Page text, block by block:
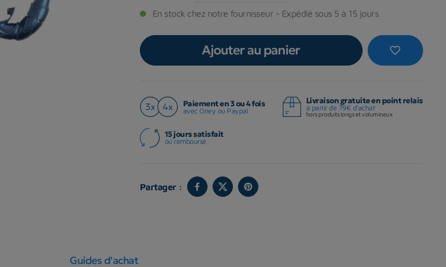
En stock chez notre fournisseur - Expédié sous 5 à 15 jours
favorite_border
Ajouter au panier
Paiement en 3 ou 4 fois
avec Oney ou Paypal
Livraison gratuite en point relais
à partir de 79€ d'achat
hors produits longs et volumineux
15 jours satisfait
ou remboursé
Partager :
Guides d'achat